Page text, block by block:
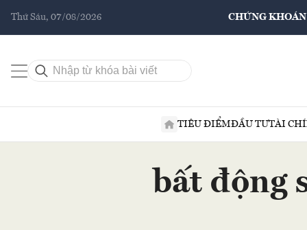
Thứ Sáu, 07/08/2026 CHỨNG KHOÁN
TIÊU ĐIỂMĐẦU TƯTÀI
bất động